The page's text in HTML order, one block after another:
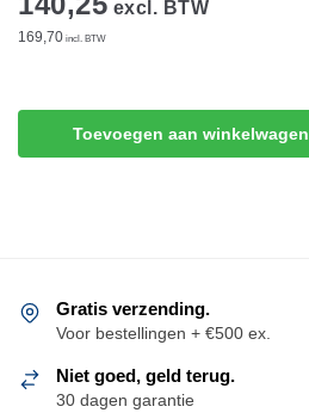
excl. BTW
169,70 incl. BTW
Toevoegen aan winkelwagen
Gratis verzending.
Voor bestellingen + €500 ex.
Niet goed, geld terug.
30 dagen garantie